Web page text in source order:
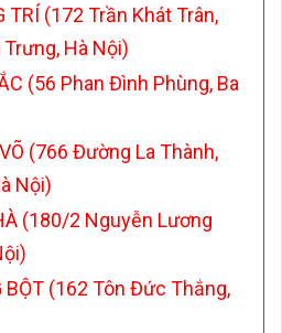
TRÍ (172 Trần Khát Trân,
Hà Nội)
(56 Phan Đình Phùng, Ba
(766 Đường La Thành,
Nội)
(180/2 Nguyễn Lương
BỘT (162 Tôn Đức Thắng,